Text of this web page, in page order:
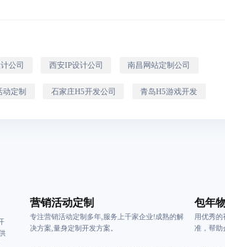
公司 西安IP设计公司 南昌网站定制公司
动定制 石家庄H5开发公司 青岛H5游戏开发
营销活动定制
专注营销活动定制多年,服务上千家企业!成熟的解
决方案,量身定制开发方案。
包年
用优秀
准，帮助